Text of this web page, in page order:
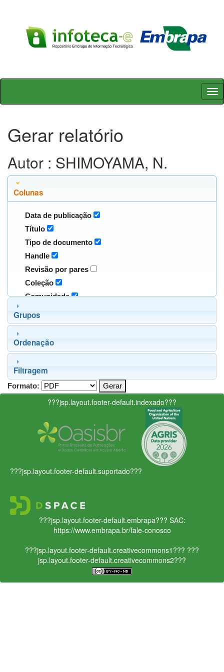
Skip
Gerar relatório
Autor : SHIMOYAMA, N.
Colunas
Data de publicação
Título
Tipo de documento
Handle
Revisão por pares
Coleção
Comunidade
Grupos
Ordenação
Filtragem
Formato:
???jsp.layout.footer-default.indexado???
???jsp.layout.footer-default.suportado???
???jsp.layout.footer-default.embrapa??? SAC:
https://www.embrapa.br/fale-conosco
???jsp.layout.footer-default.creativecommons1??? ???
jsp.layout.footer-default.creativecommons2???